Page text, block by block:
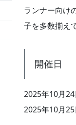
ランナー向け
子を多数揃え
開催日
2025年10月
2025年10月